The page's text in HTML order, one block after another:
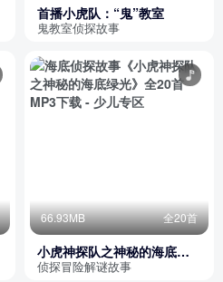
首播小虎队：“鬼”教室
鬼教室侦探故事
66.93MB 全20首
小虎神探队之神秘的海底绿
光
侦探冒险解谜故事